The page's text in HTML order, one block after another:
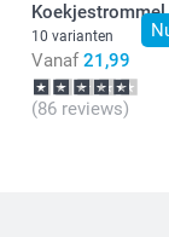
Koekjestrommel
10 varianten
Vanaf 21,99
(86 reviews)